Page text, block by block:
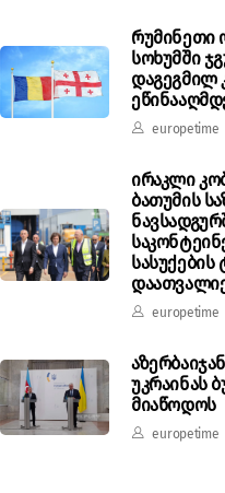
რუმინეთი
სოხუმში
დაგეგმილ
europetime
ირაკლი
ბათუმის
europetime
უკრაინას
მიაწოდოს
europetime